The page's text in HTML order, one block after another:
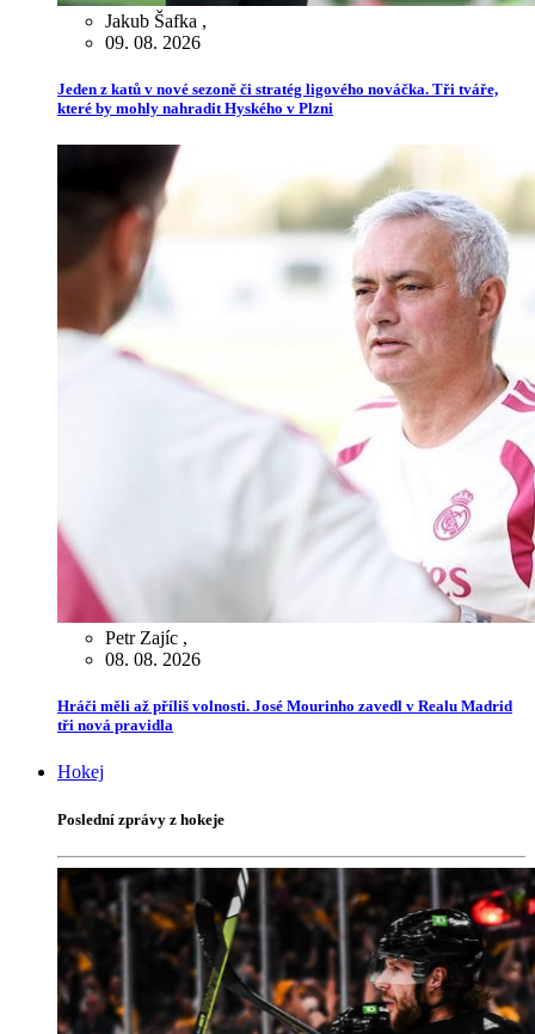
Jakub Šafka ,
09. 08. 2026
Jeden z katů v nové sezoně či stratég ligového nováčka. Tři tváře,
které by mohly nahradit Hyského v Plzni
Petr Zajíc ,
08. 08. 2026
Hráči měli až příliš volnosti. José Mourinho zavedl v Realu Madrid
tři nová pravidla
Hokej
Poslední zprávy z hokeje